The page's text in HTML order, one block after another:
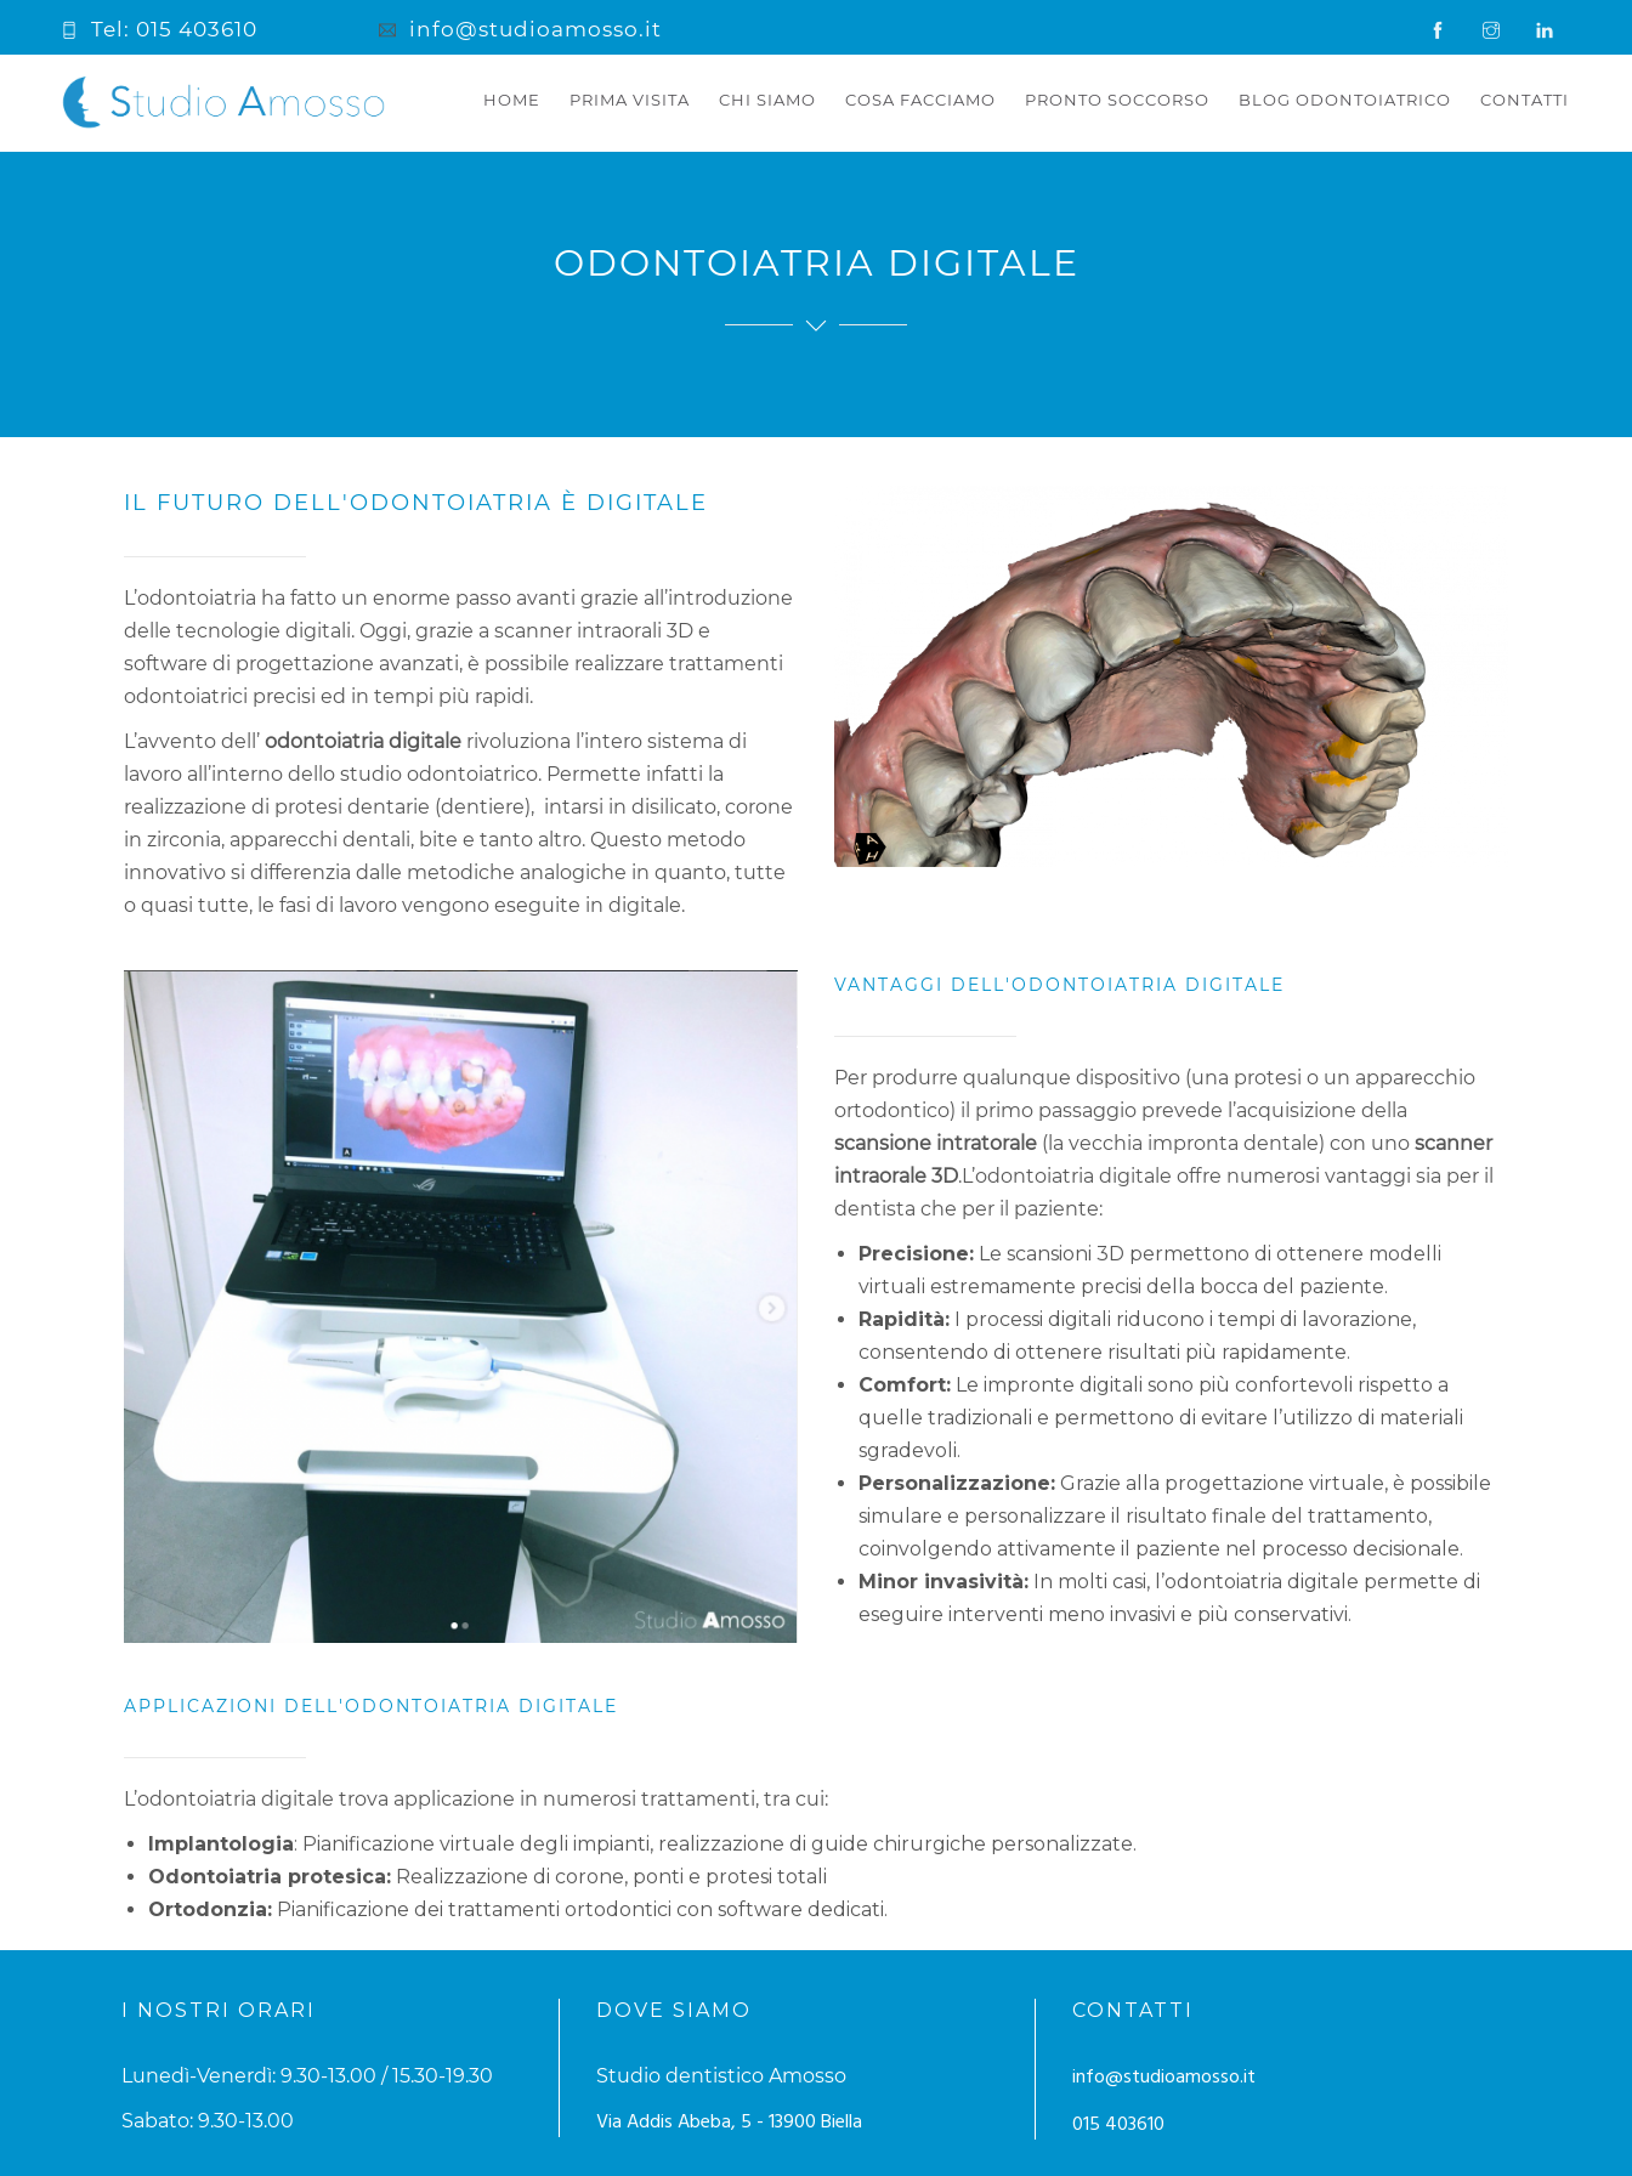
Tel: 015 403610 info@studioamosso.it
HOME PRIMA VISITA CHI SIAMO COSA FACCIAMO PRONTO SOCCORSO BLOG ODONTOIATRICO CONTATTI
ODONTOIATRIA DIGITALE
IL FUTURO DELL'ODONTOIATRIA È DIGITALE
L’odontoiatria ha fatto un enorme passo avanti grazie all’introduzione
delle tecnologie digitali. Oggi, grazie a scanner intraorali 3D e
software di progettazione avanzati, è possibile realizzare trattamenti
odontoiatrici precisi ed in tempi più rapidi.
L’avvento dell’ odontoiatria digitale rivoluziona l’intero sistema di
lavoro all’interno dello studio odontoiatrico. Permette infatti la
realizzazione di protesi dentarie (dentiere), intarsi in disilicato, corone
in zirconia, apparecchi dentali, bite e tanto altro. Questo metodo
innovativo si differenzia dalle metodiche analogiche in quanto, tutte
o quasi tutte, le fasi di lavoro vengono eseguite in digitale.
VANTAGGI DELL'ODONTOIATRIA DIGITALE
Per produrre qualunque dispositivo (una protesi o un apparecchio
ortodontico) il primo passaggio prevede l’acquisizione della
scansione intratorale (la vecchia impronta dentale) con uno scanner
intraorale 3D.L’odontoiatria digitale offre numerosi vantaggi sia per il
dentista che per il paziente:
Precisione: Le scansioni 3D permettono di ottenere modelli
virtuali estremamente precisi della bocca del paziente.
Rapidità: I processi digitali riducono i tempi di lavorazione,
consentendo di ottenere risultati più rapidamente.
Comfort: Le impronte digitali sono più confortevoli rispetto a
quelle tradizionali e permettono di evitare l’utilizzo di materiali
sgradevoli.
Personalizzazione: Grazie alla progettazione virtuale, è possibile
simulare e personalizzare il risultato finale del trattamento,
coinvolgendo attivamente il paziente nel processo decisionale.
Minor invasività: In molti casi, l’odontoiatria digitale permette di
eseguire interventi meno invasivi e più conservativi.
APPLICAZIONI DELL'ODONTOIATRIA DIGITALE
L’odontoiatria digitale trova applicazione in numerosi trattamenti, tra cui:
Implantologia: Pianificazione virtuale degli impianti, realizzazione di guide chirurgiche personalizzate.
Odontoiatria protesica: Realizzazione di corone, ponti e protesi totali
Ortodonzia: Pianificazione dei trattamenti ortodontici con software dedicati.
I NOSTRI ORARI
Lunedì-Venerdì: 9.30-13.00 / 15.30-19.30
Sabato: 9.30-13.00
DOVE SIAMO
Studio dentistico Amosso
Via Addis Abeba, 5 - 13900 Biella
CONTATTI
info@studioamosso.it
015 403610